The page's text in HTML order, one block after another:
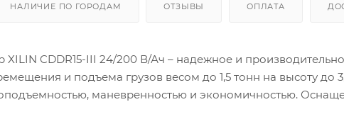
НАЛИЧИЕ ПО ГОРОДАМ ОТЗЫВЫ ОПЛАТА
CDDR15-III 24/200 В/Ач – надежное и
и подъема грузов весом до 1,5 тонн на высоту до
маневренностью и экономичностью.